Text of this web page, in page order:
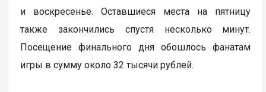
и воскресенье. Оставшиеся места на пятницу
также закончились спустя несколько минут.
Посещение финального дня обошлось фанатам
игры в сумму около 32 тысячи рублей.